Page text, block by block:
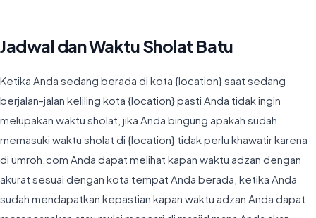
Jadwal dan Waktu Sholat Batu
Ketika Anda sedang berada di kota {location} saat sedang
berjalan-jalan keliling kota {location} pasti Anda tidak ingin
melupakan waktu sholat, jika Anda bingung apakah sudah
memasuki waktu sholat di {location} tidak perlu khawatir karena
di umroh.com Anda dapat melihat kapan waktu adzan dengan
akurat sesuai dengan kota tempat Anda berada, ketika Anda
sudah mendapatkan kepastian kapan waktu adzan Anda dapat